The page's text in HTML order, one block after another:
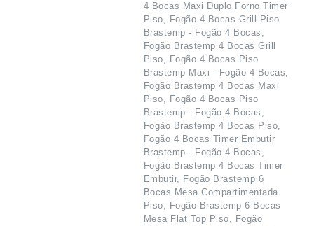
4 Bocas Maxi Duplo Forno Timer
Piso, Fogão 4 Bocas Grill Piso
Brastemp - Fogão 4 Bocas,
Fogão Brastemp 4 Bocas Grill
Piso, Fogão 4 Bocas Piso
Brastemp Maxi - Fogão 4 Bocas,
Fogão Brastemp 4 Bocas Maxi
Piso, Fogão 4 Bocas Piso
Brastemp - Fogão 4 Bocas,
Fogão Brastemp 4 Bocas Piso,
Fogão 4 Bocas Timer Embutir
Brastemp - Fogão 4 Bocas,
Fogão Brastemp 4 Bocas Timer
Embutir, Fogão Brastemp 6
Bocas Mesa Compartimentada
Piso, Fogão Brastemp 6 Bocas
Mesa Flat Top Piso, Fogão